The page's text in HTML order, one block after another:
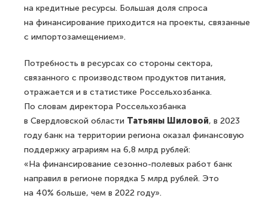
на кредитные ресурсы. Большая доля спроса
на финансирование приходится на проекты, связанные
с импортозамещением».
Потребность в ресурсах со стороны сектора,
связанного с производством продуктов питания,
отражается и в статистике Россельхозбанка.
По словам директора Россельхозбанка
в Свердловской области Татьяны Шиловой, в 2023
году банк на территории региона оказал финансовую
поддержку аграриям на 6,8 млрд рублей:
«На финансирование сезонно-полевых работ банк
направил в регионе порядка 5 млрд рублей. Это
на 40% больше, чем в 2022 году».